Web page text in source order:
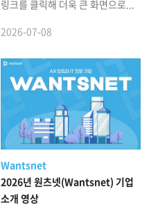
링크를 클릭해 더욱 큰 화면으로...
2026-07-08
Wantsnet
2026년 원츠넷(Wantsnet) 기업
소개 영상